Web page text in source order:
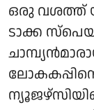
ഒരു വശത്ത്
ടാക്ക